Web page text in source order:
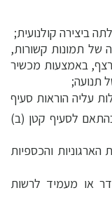
ביצירה קולנועית;
של תמונות קשורות,
באמצעות מכשיר
תנועה;
עליה הוראות סעיף
לסעיף קטן (ב)
והכספיות
או מעמיד לרשות